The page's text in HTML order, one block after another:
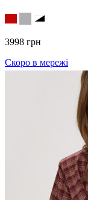
3998 грн
Скоро в мережі